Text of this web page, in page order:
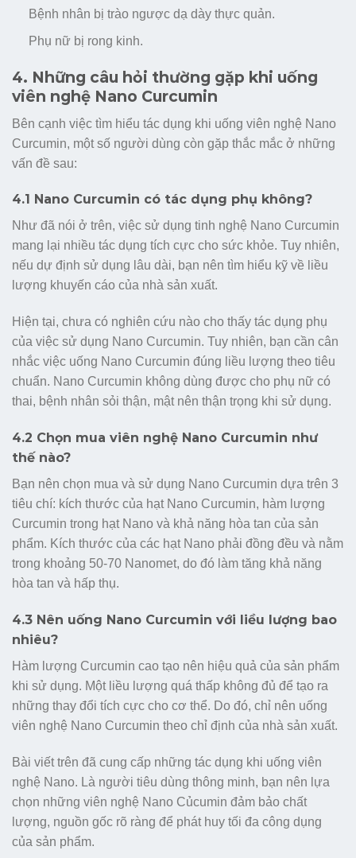
Bệnh nhân bị trào ngược dạ dày thực quản.
Phụ nữ bị rong kinh.
4. Những câu hỏi thường gặp khi uống
viên nghệ Nano Curcumin
Bên cạnh việc tìm hiểu tác dụng khi uống viên nghệ Nano
Curcumin, một số người dùng còn gặp thắc mắc ở những
vấn đề sau:
4.1 Nano Curcumin có tác dụng phụ không?
Như đã nói ở trên, việc sử dụng tinh nghệ Nano Curcumin
mang lại nhiều tác dụng tích cực cho sức khỏe. Tuy nhiên,
nếu dự định sử dụng lâu dài, bạn nên tìm hiểu kỹ về liều
lượng khuyến cáo của nhà sản xuất.
Hiện tại, chưa có nghiên cứu nào cho thấy tác dụng phụ
của việc sử dụng Nano Curcumin. Tuy nhiên, bạn cần cân
nhắc việc uống Nano Curcumin đúng liều lượng theo tiêu
chuẩn. Nano Curcumin không dùng được cho phụ nữ có
thai, bệnh nhân sỏi thận, mật nên thận trọng khi sử dụng.
4.2 Chọn mua viên nghệ Nano Curcumin như
thế nào?
Bạn nên chọn mua và sử dụng Nano Curcumin dựa trên 3
tiêu chí: kích thước của hạt Nano Curcumin, hàm lượng
Curcumin trong hạt Nano và khả năng hòa tan của sản
phẩm. Kích thước của các hạt Nano phải đồng đều và nằm
trong khoảng 50-70 Nanomet, do đó làm tăng khả năng
hòa tan và hấp thụ.
4.3 Nên uống Nano Curcumin với liều lượng bao
nhiêu?
Hàm lượng Curcumin cao tạo nên hiệu quả của sản phẩm
khi sử dụng. Một liều lượng quá thấp không đủ để tạo ra
những thay đổi tích cực cho cơ thể. Do đó, chỉ nên uống
viên nghệ Nano Curcumin theo chỉ định của nhà sản xuất.
Bài viết trên đã cung cấp những tác dụng khi uống viên
nghệ Nano. Là người tiêu dùng thông minh, bạn nên lựa
chọn những viên nghệ Nano Củcumin đảm bảo chất
lượng, nguồn gốc rõ ràng để phát huy tối đa công dụng
của sản phẩm.